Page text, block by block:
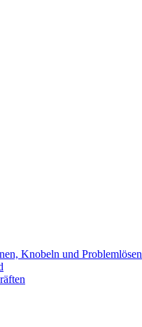
Knobeln und Problemlösen